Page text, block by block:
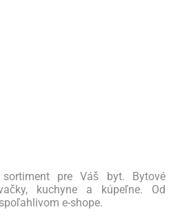
pre Váš byt. Bytové
kuchyne a kúpeľne. Od
e-shope.